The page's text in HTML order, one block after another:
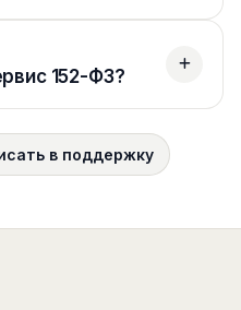
152-ФЗ?
в поддержку